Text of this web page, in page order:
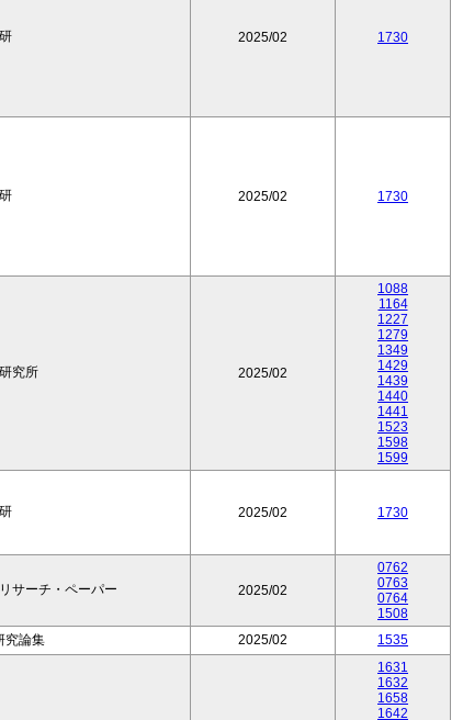
2025/02 1730
2025/02 1730
究所 2025/02
1088
1164
1227
1279
1349
1429
1439
1440
1441
1523
1598
1599
2025/02 1730
サーチ・ペーパー 2025/02
0762
0763
0764
1508
究論集 2025/02 1535
1631
1632
1658
1642